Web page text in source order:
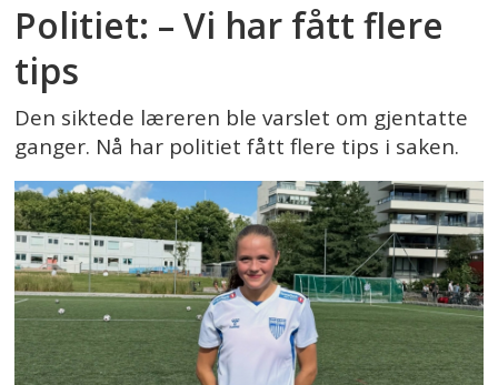
Politiet: – Vi har fått flere
tips
Den siktede læreren ble varslet om gjentatte
ganger. Nå har politiet fått flere tips i saken.